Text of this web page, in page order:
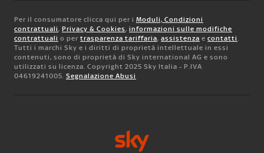
Per il consumatore clicca qui per i Moduli, Condizioni
contrattuali, Privacy & Cookies, informazioni sulle modifiche
contrattuali o per trasparenza tariffaria, assistenza e contatti.
Tutti i marchi Sky e i diritti di proprietà intellettuale in essi
contenuti, sono di proprietà di Sky international AG e sono
utilizzati su licenza. Copyright 2025 Sky Italia - P.IVA
04619241005. Segnalazione Abusi